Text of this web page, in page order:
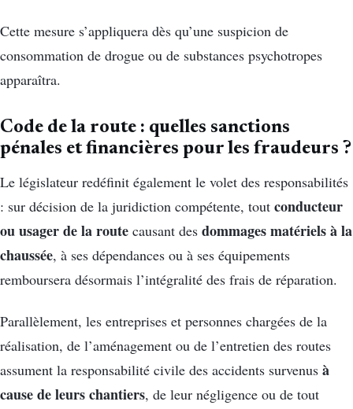
Cette mesure s’appliquera dès qu’une suspicion de
consommation de drogue ou de substances psychotropes
apparaîtra.
Code de la route : quelles sanctions
pénales et financières pour les fraudeurs ?
Le législateur redéfinit également le volet des responsabilités
: sur décision de la juridiction compétente, tout conducteur
ou usager de la route causant des dommages matériels à la
chaussée, à ses dépendances ou à ses équipements
remboursera désormais l’intégralité des frais de réparation.
Parallèlement, les entreprises et personnes chargées de la
réalisation, de l’aménagement ou de l’entretien des routes
assument la responsabilité civile des accidents survenus à
cause de leurs chantiers, de leur négligence ou de tout